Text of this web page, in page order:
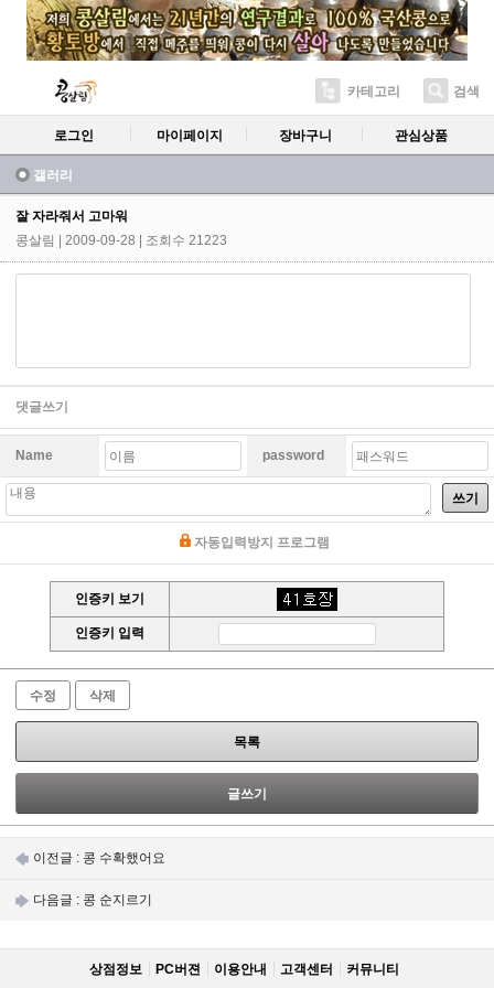
카테고리 검색
로그인 마이페이지 장바구니 관심상품
갤러리
잘 자라줘서 고마워
콩살림
| 2009-09-28 | 조회수 21223
댓글쓰기
Name password
쓰기
자동입력방지 프로그램
인증키 보기
인증키 입력
수정 삭제
목록
글쓰기
이전글 : 콩 수확했어요
다음글 : 콩 순지르기
상점정보 PC버젼 이용안내 고객센터 커뮤니티